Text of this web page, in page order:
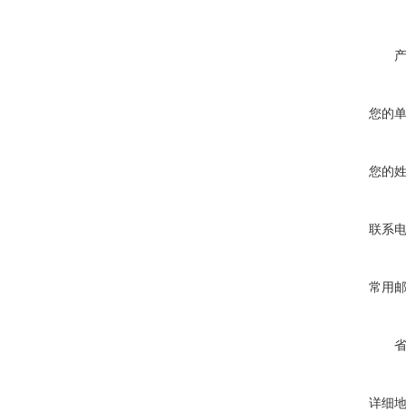
您的
您的
联系
常用
详细